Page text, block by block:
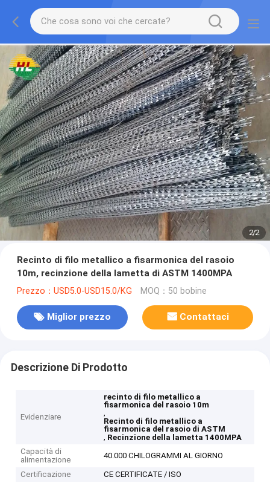
2/2
Recinto di filo metallico a fisarmonica del rasoio
10m, recinzione della lametta di ASTM 1400MPA
Prezzo：USD5.0-USD15.0/KG MOQ：50 bobine
Miglior prezzo Contattaci
Descrizione Di Prodotto
Evidenziare
recinto di filo metallico a
fisarmonica del rasoio 10m
,
Recinto di filo metallico a
fisarmonica del rasoio di ASTM
, Recinzione della lametta 1400MPA
Capacità di
alimentazione
40.000 CHILOGRAMMI AL GIORNO
Certificazione CE CERTIFICATE / ISO